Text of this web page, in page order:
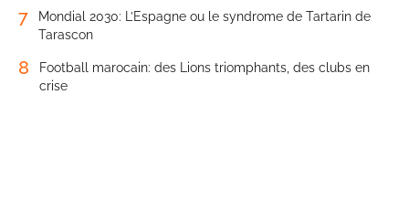
7
Mondial 2030: L’Espagne ou le syndrome de Tartarin de
Tarascon
8
Football marocain: des Lions triomphants, des clubs en
crise